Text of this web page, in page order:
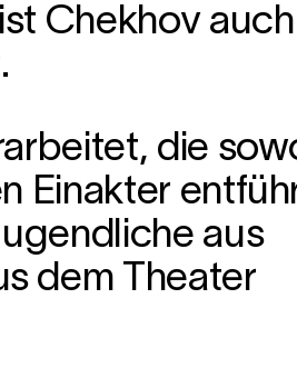
Chekhov
die
Einakter
aus
dem Theater